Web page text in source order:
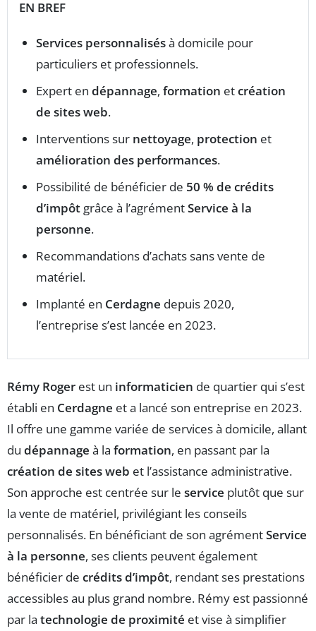
EN BREF
Services personnalisésà domicile pour
particuliers et professionnels.
Expert en dépannage, formation etcréation
de sites web.
Interventions sur nettoyage, protection et
amélioration des performances.
Possibilité de bénéficier de 50 % de crédits
d’impôt grâce à l’agrémentService à la
personne.
Recommandations d’achats sans vente de
matériel.
Implanté en Cerdagne depuis 2020,
l’entreprise s’est lancée en 2023.
Rémy Roger est un informaticien de quartier qui s’est
établi en Cerdagne et a lancé son entreprise en 2023.
Il offre une gamme variée de services à domicile, allant
du dépannage à la formation, en passant par la
création de sites web et l’assistance administrative.
Son approche est centrée sur le service plutôt que sur
la vente de matériel, privilégiant les conseils
personnalisés. En bénéficiant de son agrémentService
à la personne, ses clients peuvent également
bénéficier de crédits d’impôt, rendant ses prestations
accessibles au plus grand nombre. Rémy est passionné
par la technologie de proximité et vise à simplifier